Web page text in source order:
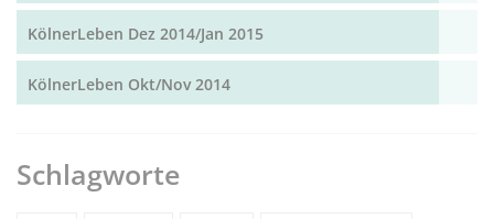
KölnerLeben Dez 2014/Jan 2015
KölnerLeben Okt/Nov 2014
Schlagworte